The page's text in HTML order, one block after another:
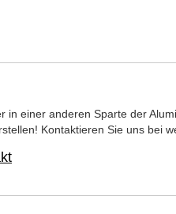
in einer anderen Sparte der
Kontaktieren Sie uns bei